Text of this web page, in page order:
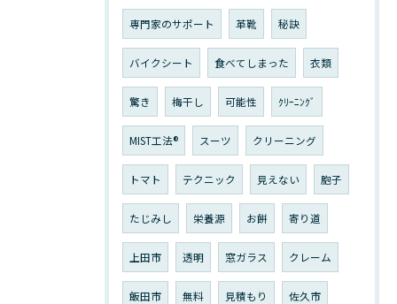
専門家のサポート 革靴 秘訣
バイクシート 食べてしまった 衣類
驚き 梅干し 可能性 ｸﾘｰﾆﾝｸﾞ
MIST工法® スーツ クリーニング
トマト テクニック 見えない 胞子
たじみし 栄養源 お餅 寄り道
上田市 透明 窓ガラス クレーム
飯田市 無料 見積もり 佐久市